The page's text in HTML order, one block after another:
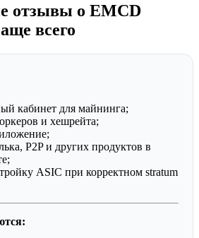
отзывы о EMCD
всего
кабинет для майнинга;
и хешрейта;
P2P и других продуктов в
ASIC при корректном stratum